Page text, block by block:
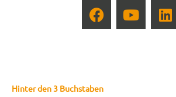
Hinter den 3 Buchstaben